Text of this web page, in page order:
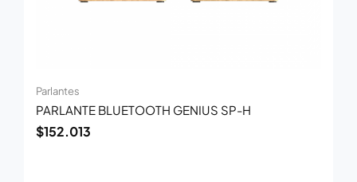
Parlantes
PARLANTE BLUETOOTH GENIUS SP-H
$152.013